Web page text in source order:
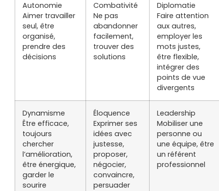
Autonomie
Aimer travailler
seul, être
organisé,
prendre des
décisions
Combativité
Ne pas
abandonner
facilement,
trouver des
solutions
Diplomatie
Faire attention
aux autres,
employer les
mots justes,
être flexible,
intégrer des
points de vue
divergents
Dynamisme
Être efficace,
toujours
chercher
l’amélioration,
être énergique,
garder le
sourire
Éloquence
Exprimer ses
idées avec
justesse,
proposer,
négocier,
convaincre,
persuader
Leadership
Mobiliser une
personne ou
une équipe, être
un référent
professionnel